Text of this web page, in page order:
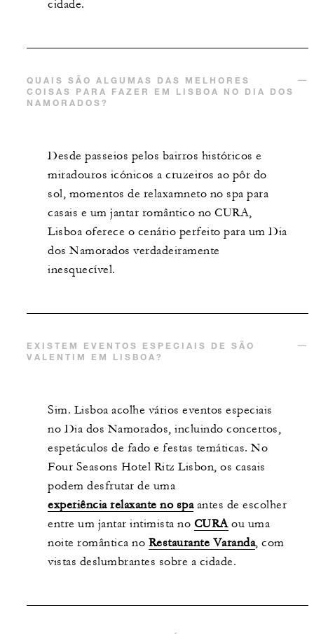
cidade.
QUAIS SÃO ALGUMAS DAS MELHORES
COISAS PARA FAZER EM LISBOA NO DIA DOS
NAMORADOS?
Desde passeios pelos bairros históricos e
miradouros icónicos a cruzeiros ao pôr do
sol, momentos de relaxamneto no spa para
casais e um jantar romântico no CURA,
Lisboa oferece o cenário perfeito para um Dia
dos Namorados verdadeiramente
inesquecível.
EXISTEM EVENTOS ESPECIAIS DE SÃO
VALENTIM EM LISBOA?
Sim. Lisboa acolhe vários eventos especiais
no Dia dos Namorados, incluindo concertos,
espetáculos de fado e festas temáticas. No
Four Seasons Hotel Ritz Lisbon, os casais
podem desfrutar de uma
experiência relaxante no spaantes de escolher
entre um jantar intimista no CURAou uma
noite romântica no Restaurante Varanda, com
vistas deslumbrantes sobre a cidade.